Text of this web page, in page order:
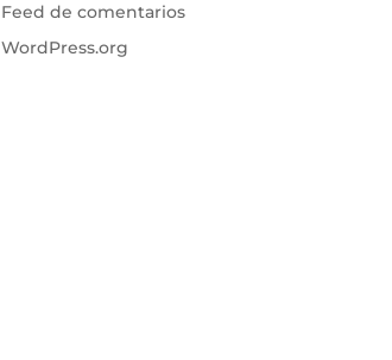
Feed de comentarios
WordPress.org